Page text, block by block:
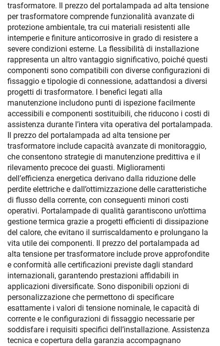
trasformatore. Il prezzo del portalampada ad alta tensione
per trasformatore comprende funzionalità avanzate di
protezione ambientale, tra cui materiali resistenti alle
intemperie e finiture anticorrosive in grado di resistere a
severe condizioni esterne. La flessibilità di installazione
rappresenta un altro vantaggio significativo, poiché questi
componenti sono compatibili con diverse configurazioni di
fissaggio e tipologie di connessione, adattandosi a diversi
progetti di trasformatore. I benefici legati alla
manutenzione includono punti di ispezione facilmente
accessibili e componenti sostituibili, che riducono i costi di
assistenza durante l’intera vita operativa del portalampada.
Il prezzo del portalampada ad alta tensione per
trasformatore include capacità avanzate di monitoraggio,
che consentono strategie di manutenzione predittiva e il
rilevamento precoce dei guasti. Miglioramenti
dell’efficienza energetica derivano dalla riduzione delle
perdite elettriche e dall’ottimizzazione delle caratteristiche
di flusso della corrente, con conseguenti minori costi
operativi. Portalampade di qualità garantiscono un’ottima
gestione termica grazie a progetti efficienti di dissipazione
del calore, che evitano il surriscaldamento e prolungano la
vita utile dei componenti. Il prezzo del portalampada ad
alta tensione per trasformatore include prove approfondite
e conformità alle certificazioni previste dagli standard
internazionali, garantendo prestazioni affidabili in
applicazioni diversificate. Sono disponibili opzioni di
personalizzazione che permettono di specificare
esattamente i valori di tensione nominale, le capacità di
corrente e le configurazioni di fissaggio necessarie per
soddisfare i requisiti specifici dell’installazione. Assistenza
tecnica e copertura della garanzia accompagnano